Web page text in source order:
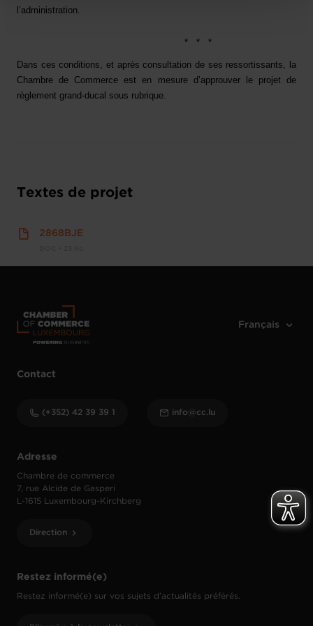
l’administration.
* * *
Dans ces conditions, et après consultation de ses ressortissants, la
Chambre de Commerce est en mesure d’approuver le projet de
règlement grand-ducal sous rubrique.
Textes de projet
2868BJE
Restez informé(e)
Restez informé(e) sur vos sujets d’actualités préférés.
Adresse
Chambre de commerce
7, rue Alcide de Gasperi
L-1615 Luxembourg-Kirchberg
Direction
Contact
(+352) 42 39 39 1 info@cc.lu